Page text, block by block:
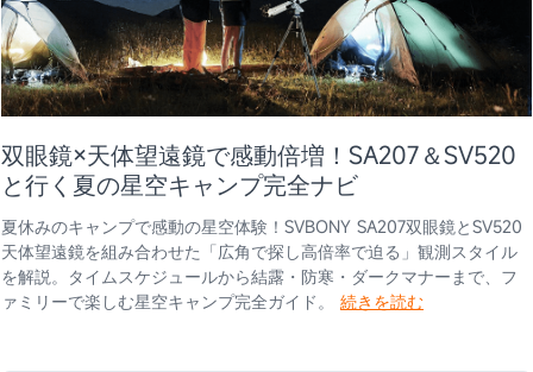
双眼鏡×天体望遠鏡で感動倍増！SA207＆SV520
と行く夏の星空キャンプ完全ナビ
夏休みのキャンプで感動の星空体験！SVBONY SA207双眼鏡とSV520
天体望遠鏡を組み合わせた「広角で探し高倍率で迫る」観測スタイル
を解説。タイムスケジュールから結露・防寒・ダークマナーまで、フ
ァミリーで楽しむ星空キャンプ完全ガイド。 続きを読む